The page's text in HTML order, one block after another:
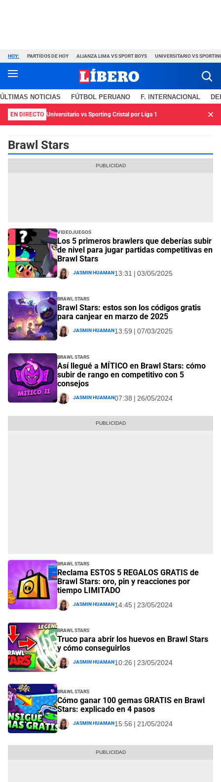
HOY: PARTIDOS DE HOY ALIANZA LIMA VS SPORT BOYS UNIVERSITARIO VS
ÚLTIMAS NOTICIAS FÚTBOL PERUANO F. INTERNACIONAL
EN DIRECTO Universitario vs Sporting Cristal por Liga 1
Brawl Stars
Videojuegos
Los 5 primeros brawlers que deberías subir
de nivel para jugar partidas competitivas en
Brawl Stars
Jasmin Huaman13:31 | 03/05/2025
Brawl Stars
Brawl Stars: estos son los códigos gratis
para canjear en marzo de 2025
Jasmin Huaman13:59 | 07/03/2025
Brawl Stars
Así llegué a MÍTICO en Brawl Stars: cómo
subir de rango en competitivo con 5
consejos
Jasmin Huaman07:38 | 26/05/2024
Brawl Stars
Reclama ESTOS 5 REGALOS GRATIS de
Brawl Stars: oro, pin y reacciones por
tiempo LIMITADO
Jasmin Huaman14:45 | 23/05/2024
Brawl Stars
Truco para abrir los huevos en Brawl Stars
y cómo conseguirlos
Jasmin Huaman10:26 | 23/05/2024
Brawl Stars
Cómo ganar 100 gemas GRATIS en Brawl
Stars: explicado en 4 pasos
Jasmin Huaman15:56 | 21/05/2024